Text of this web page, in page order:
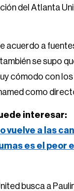
del Atlanta
acuerdo a
se supo
cómodo con
como
interesar:
vuelve a las
es el peor
busca a